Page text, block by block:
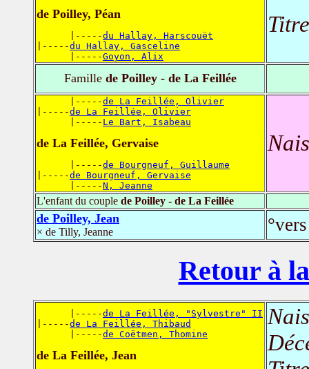
de Poilley, Péan
      |-----
du Hallay, Harscouët
|-----du Hallay, Gasceline
      |-----
Goyon, Alix
Famillede Poilley - de La Feillée
      |-----
de La Feillée, Olivier
|-----de La Feillée, Olivier
      |-----
Le Bart, Isabeau
de La Feillée, Gervaise
      |-----
de Bourgneuf, Guillaume
|-----de Bourgneuf, Gervaise
      |-----
N, Jeanne
L'enfant du couple de Poilley - de La Feillée
de Poilley, Jean
× de Tilly, Jeanne
Retour à
      |-----
de La Feillée, "Sylvestre" II
|-----de La Feillée, Thibaud
      |-----
de Coëtmen, Thomine
de La Feillée, Jean